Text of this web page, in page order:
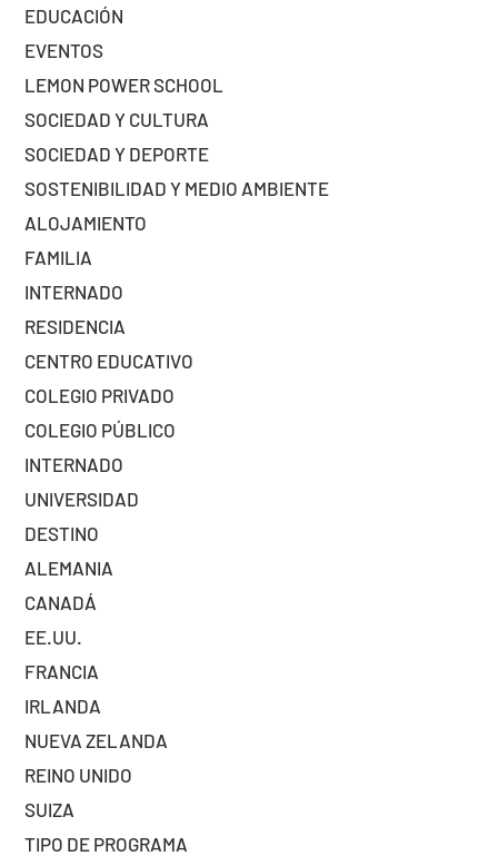
EDUCACIÓN
EVENTOS
LEMON POWER SCHOOL
SOCIEDAD Y CULTURA
SOCIEDAD Y DEPORTE
SOSTENIBILIDAD Y MEDIO AMBIENTE
ALOJAMIENTO
FAMILIA
INTERNADO
RESIDENCIA
CENTRO EDUCATIVO
COLEGIO PRIVADO
COLEGIO PÚBLICO
INTERNADO
UNIVERSIDAD
DESTINO
ALEMANIA
CANADÁ
EE.UU.
FRANCIA
IRLANDA
NUEVA ZELANDA
REINO UNIDO
SUIZA
TIPO DE PROGRAMA